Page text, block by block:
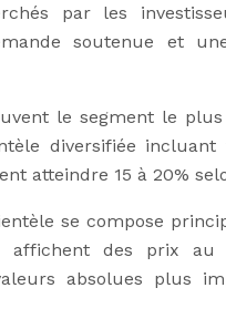
par les
soutenue et
le segment le
diversifiée
atteindre 15 à 20%
se compose
affichent des prix
absolues plus